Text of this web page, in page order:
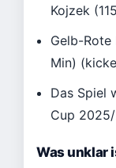
Kojzek
Gelb-
Min)
Das Spiel
Cup
Was unklar